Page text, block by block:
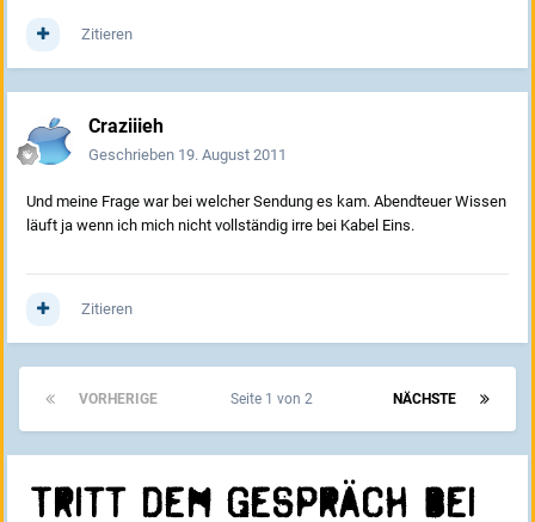
Zitieren
Craziiieh
Geschrieben 19. August 2011
Und meine Frage war bei welcher Sendung es kam. Abendteuer Wissen
läuft ja wenn ich mich nicht vollständig irre bei Kabel Eins.
Zitieren
VORHERIGE NÄCHSTE
Seite 1 von 2
Tritt dem Gespräch bei